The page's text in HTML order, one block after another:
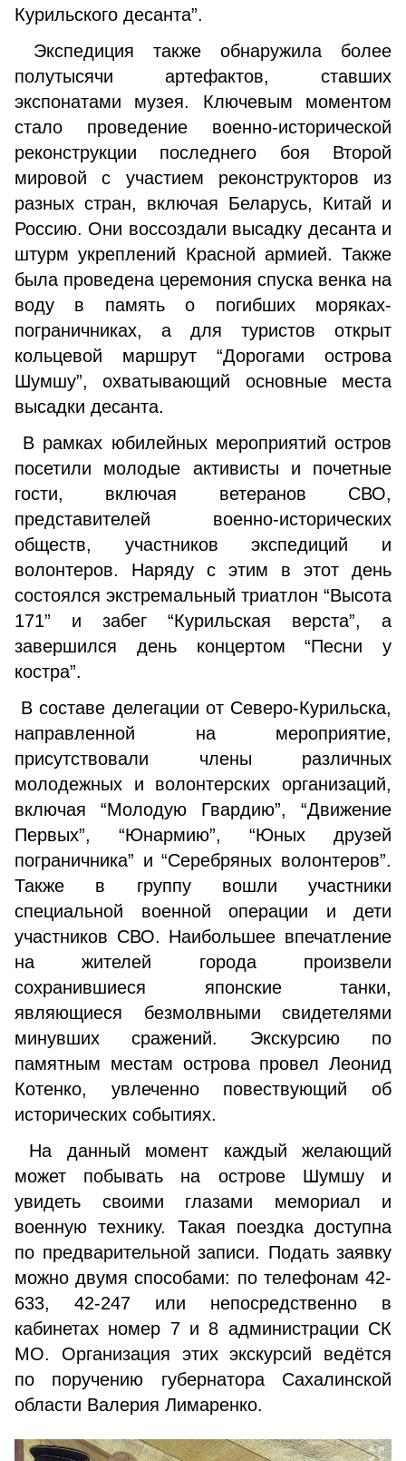
Курильского десанта”.
Экспедиция также обнаружила более
полутысячи артефактов, ставших
экспонатами музея. Ключевым моментом
стало проведение военно-исторической
реконструкции последнего боя Второй
мировой с участием реконструкторов из
разных стран, включая Беларусь, Китай и
Россию. Они воссоздали высадку десанта и
штурм укреплений Красной армией. Также
была проведена церемония спуска венка на
воду в память о погибших моряках-
пограничниках, а для туристов открыт
кольцевой маршрут “Дорогами острова
Шумшу”, охватывающий основные места
высадки десанта.
В рамках юбилейных мероприятий остров
посетили молодые активисты и почетные
гости, включая ветеранов СВО,
представителей военно-исторических
обществ, участников экспедиций и
волонтеров. Наряду с этим в этот день
состоялся экстремальный триатлон “Высота
171” и забег “Курильская верста”, а
завершился день концертом “Песни у
костра”.
В составе делегации от Северо-Курильска,
направленной на мероприятие,
присутствовали члены различных
молодежных и волонтерских организаций,
включая “Молодую Гвардию”, “Движение
Первых”, “Юнармию”, “Юных друзей
пограничника” и “Серебряных волонтеров”.
Также в группу вошли участники
специальной военной операции и дети
участников СВО. Наибольшее впечатление
на жителей города произвели
сохранившиеся японские танки,
являющиеся безмолвными свидетелями
минувших сражений. Экскурсию по
памятным местам острова провел Леонид
Котенко, увлеченно повествующий об
исторических событиях.
На данный момент каждый желающий
может побывать на острове Шумшу и
увидеть своими глазами мемориал и
военную технику. Такая поездка доступна
по предварительной записи. Подать заявку
можно двумя способами: по телефонам 42-
633, 42-247 или непосредственно в
кабинетах номер 7 и 8 администрации СК
МО. Организация этих экскурсий ведётся
по поручению губернатора Сахалинской
области Валерия Лимаренко.